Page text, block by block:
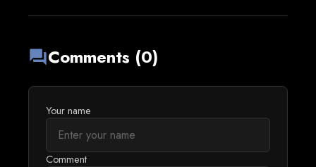
forumComments (0)
Your name
Comment